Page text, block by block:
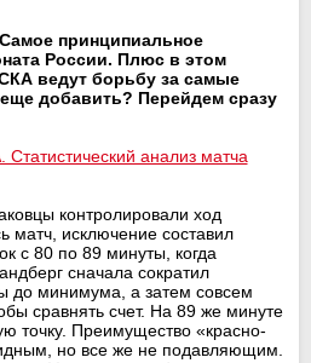
принципиальное
России. Плюс в этом
ведут борьбу за самые
добавить? Перейдем сразу
контролировали ход
матч, исключение составил
с 80 по 89 минуты, когда
сначала сократил
до минимума, а затем совсем
сравнять счет. На 89 же минуте
точку. Преимущество «красно-
но все же не подавляющим.